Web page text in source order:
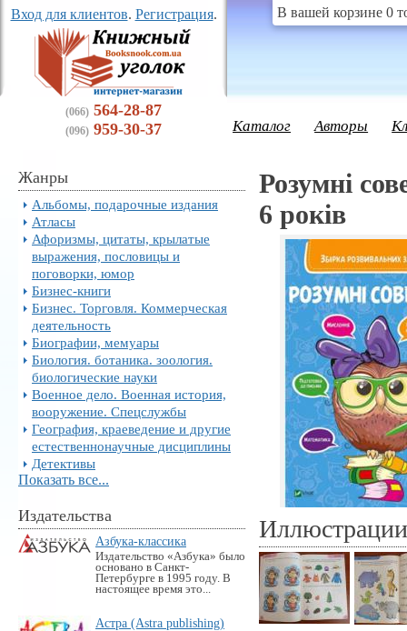
Вход для клиентов. Регистрация.
(066) 564-28-87
(096) 959-30-37
В вашей корзине 0
Каталог Авторы
Жанры
Альбомы, подарочные издания
Атласы
Афоризмы, цитаты, крылатые
выражения, пословицы и
поговорки, юмор
Бизнес-книги
Бизнес. Торговля. Коммерческая
деятельность
Биографии, мемуары
Биология. ботаника. зоология.
биологические науки
Военное дело. Военная история,
вооружение. Спецслужбы
География, краеведение и другие
естественнонаучные дисциплины
Детективы
Показать все...
Издательства
Азбука-классика
Издательство «Азбука» было
основано в Санкт-
Петербурге в 1995 году. В
настоящее время это...
Астра (Astra publishing)
Розумні
6 років
Иллюстрации